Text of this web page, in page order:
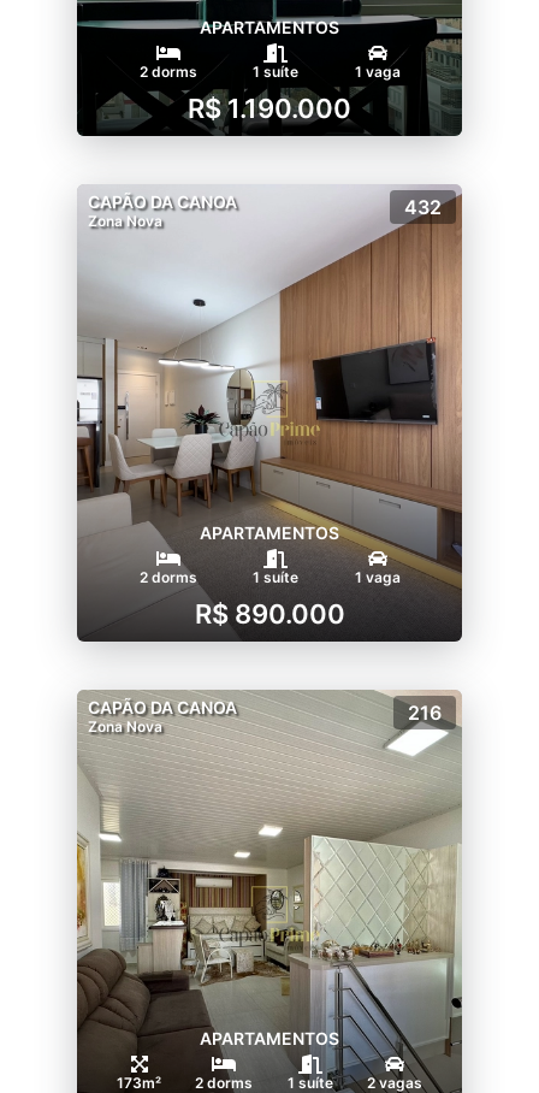
APARTAMENTOS
2 dorms 1 suíte 1 vaga
R$ 1.190.000
CAPÃO DA CANOA
Zona Nova
432
APARTAMENTOS
2 dorms 1 suíte 1 vaga
R$ 890.000
CAPÃO DA CANOA
Zona Nova
216
APARTAMENTOS
173m² 2 dorms 1 suíte 2 vagas